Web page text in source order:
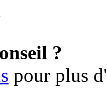
?
pour plus